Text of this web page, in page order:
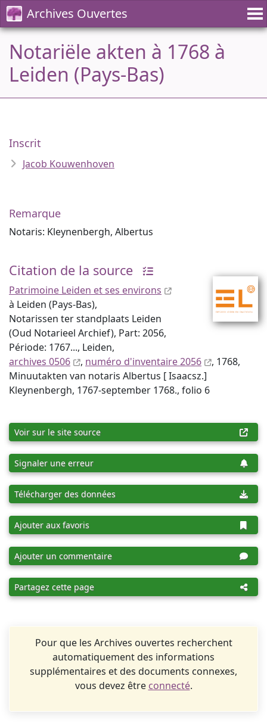
Archives Ouvertes
Notariële akten à 1768 à
Leiden (Pays-Bas)
Inscrit
Jacob Kouwenhoven
Remarque
Notaris: Kleynenbergh, Albertus
Citation de la source
Patrimoine Leiden et ses environs
à Leiden (Pays-Bas),
Notarissen ter standplaats Leiden
(Oud Notarieel Archief), Part: 2056,
Période: 1767..., Leiden,
archives 0506
, numéro d'inventaire 2056
, 1768,
Minuutakten van notaris Albertus [ Isaacsz.]
Kleynenbergh, 1767-september 1768., folio 6
Voir sur le site source
Signaler une erreur
Télécharger des données
Ajouter aux favoris
Ajouter un commentaire
Partagez cette page
Pour que les Archives ouvertes recherchent
automatiquement des informations
supplémentaires et des documents connexes,
vous devez être connecté.